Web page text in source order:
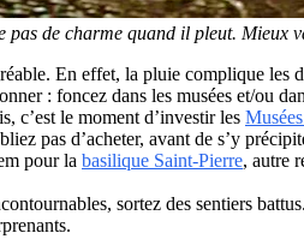
pas de charme quand il pleut. Mieux
En effet, la pluie complique les
: foncez dans les musées et/ou
c’est le moment d’investir les
pas d’acheter, avant de s’y
pour la basilique Saint-Pierre, autre
sortez des sentiers